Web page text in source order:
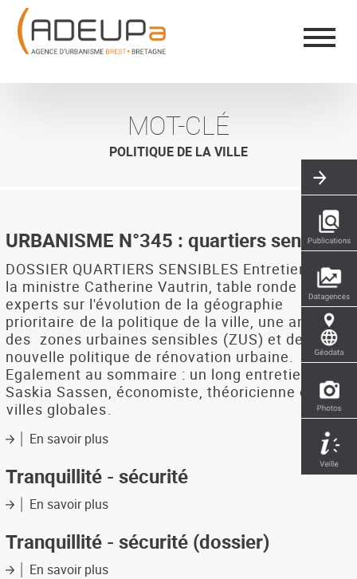
Aller
contenu
principal
MOT-CLÉ
POLITIQUE DE LA VILLE
URBANISME N°345 : quartiers sensibles
DOSSIER QUARTIERS SENSIBLES Entretien avec
la ministre Catherine Vautrin, table ronde entre
experts sur l'évolution de la géographie
prioritaire de la politique de la ville, une analyse
des  zones urbaines sensibles (ZUS) et de la
nouvelle politique de rénovation urbaine.
Egalement au sommaire : un long entretien avec
Saskia Sassen, économiste, théoricienne des
villes globales.
En savoir plussur
N°345
quartiers
Tranquillité - sécurité
En savoir plussur
sécurité
Tranquillité - sécurité (dossier)
En savoir plussur
Panneau de gestion des cookies